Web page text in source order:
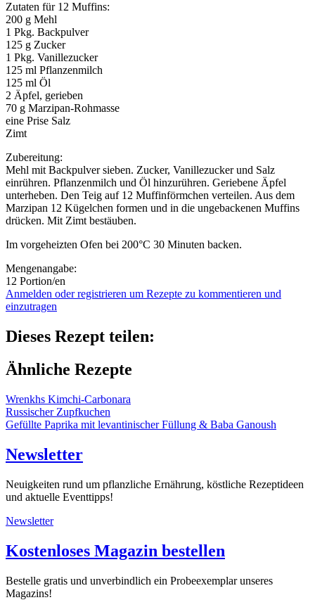
Zutaten für 12 Muffins:
200 g Mehl
1 Pkg. Backpulver
125 g Zucker
1 Pkg. Vanillezucker
125 ml Pflanzenmilch
125 ml Öl
2 Äpfel, gerieben
70 g Marzipan-Rohmasse
eine Prise Salz
Zimt
Zubereitung:
Mehl mit Backpulver sieben. Zucker, Vanillezucker und Salz
einrühren. Pflanzenmilch und Öl hinzurühren. Geriebene Äpfel
unterheben. Den Teig auf 12 Muffinförmchen verteilen. Aus dem
Marzipan 12 Kügelchen formen und in die ungebackenen Muffins
drücken. Mit Zimt bestäuben.
Im vorgeheizten Ofen bei 200°C 30 Minuten backen.
Mengenangabe:
12 Portion/en
Anmelden oder registrieren um Rezepte zu kommentieren und
einzutragen
Dieses Rezept teilen:
Ähnliche Rezepte
Wrenkhs Kimchi-Carbonara
Russischer Zupfkuchen
Gefüllte Paprika mit levantinischer Füllung & Baba Ganoush
Newsletter
Neuigkeiten rund um pflanzliche Ernährung, köstliche Rezeptideen
und aktuelle Eventtipps!
Newsletter
Kostenloses Magazin bestellen
Bestelle gratis und unverbindlich ein Probeexemplar unseres
Magazins!